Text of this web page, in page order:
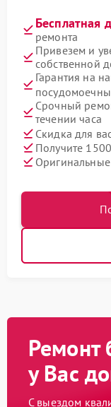
Бесплатная
ремонта
Привезем и
собственной
Гарантия на
Срочный
течении часа
Скидка для
Получите
Ремонт
у Вас
С выездом